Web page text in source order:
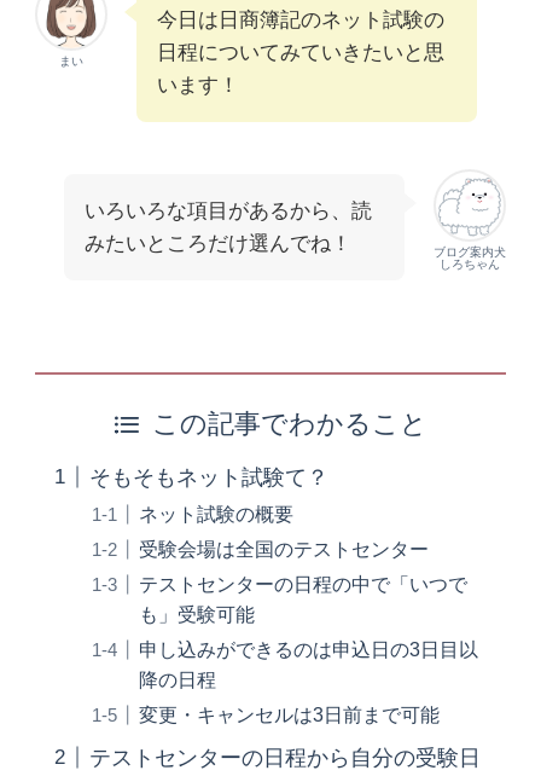
まい
今日は日商簿記のネット試験の
日程についてみていきたいと思
います！
ブログ案内犬
しろちゃん
いろいろな項目があるから、読
みたいところだけ選んでね！
この記事でわかること
そもそもネット試験て？
ネット試験の概要
受験会場は全国のテストセンター
テストセンターの日程の中で「いつで
も」受験可能
申し込みができるのは申込日の3日目以
降の日程
変更・キャンセルは3日前まで可能
テストセンターの日程から自分の受験日